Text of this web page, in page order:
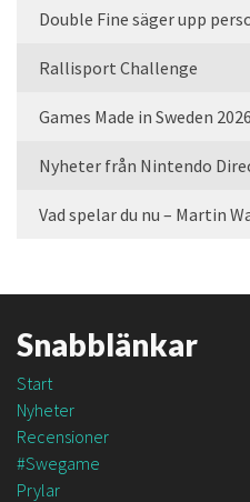
Double Fine säger upp
Rallisport Challenge
Nyheter från Nintendo
Vad spelar du nu – Martin
Snabblänkar
Start
Nyheter
Recensioner
#Swegame
Prylar